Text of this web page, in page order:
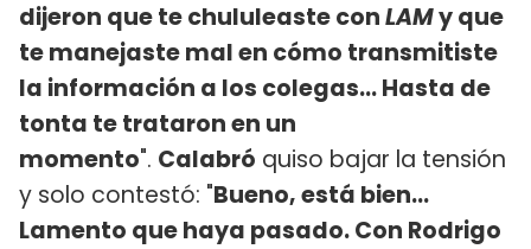
dijeron que te chululeaste conLAMy que
te manejaste mal en cómo transmitiste
la información a los colegas... Hasta de
tonta te trataron en un
momento". Calabró quiso bajar la tensión
y solo contestó: "Bueno, está bien...
Lamento que haya pasado. Con Rodrigo